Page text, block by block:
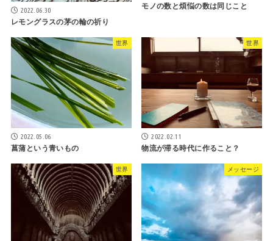
2022.06.30
レモングラスの茅の輪の祈り
モノの数と煩悩の数は同じこと
世界
2022.05.06
菖蒲という青いもの
世界
2022.02.11
物流が滞る時代に作ること？
世界 メッセージ